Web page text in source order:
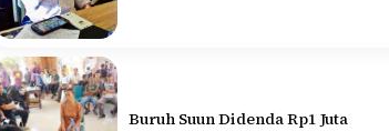
Buruh Suun Didenda Rp1 Juta